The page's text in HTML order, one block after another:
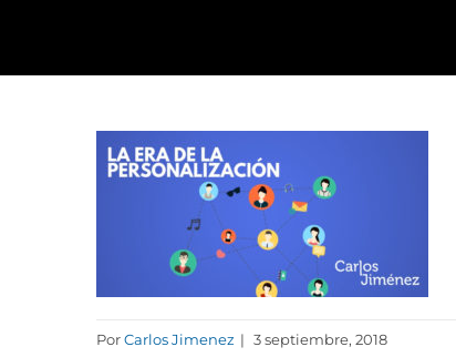
PorCarlos Jimenez | 3 septiembre, 2018